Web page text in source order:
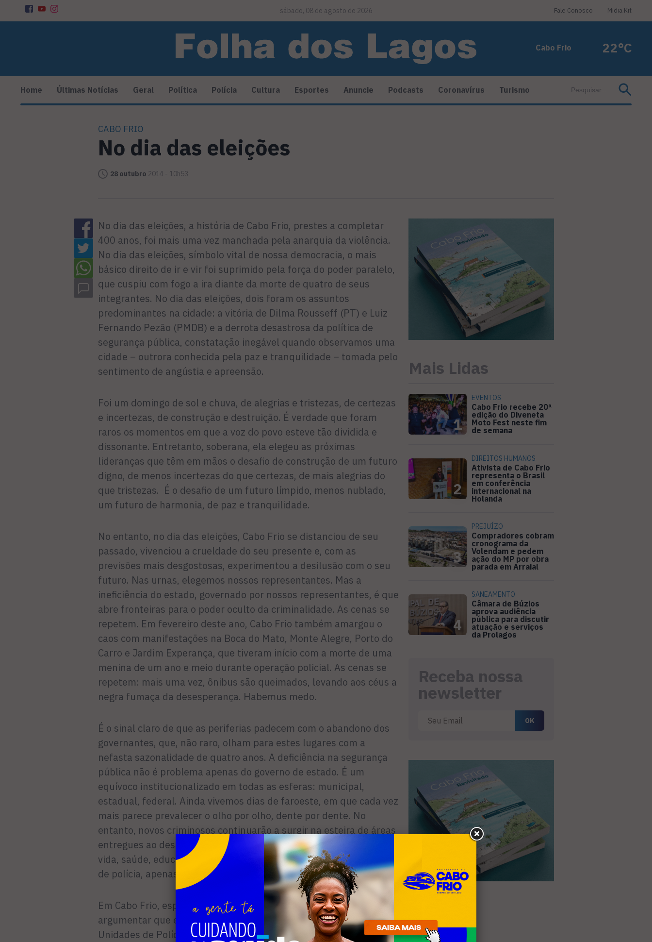
sábado, 08 de agosto de 2026 Fale Conosco Midia Kit
Cabo Frio 22°C
Home Últimas Notícias Geral Política Polícia Cultura Esportes Anuncie Podcasts Coronavírus Turismo
CABO FRIO
No dia das eleições
28 outubro 2014 - 10h53
No dia das eleições, a história de Cabo Frio, prestes a completar
400 anos, foi mais uma vez manchada pela anarquia da violência.
No dia das eleições, símbolo vital de nossa democracia, o mais
básico direito de ir e vir foi suprimido pela força do poder paralelo,
que cuspiu com fogo a ira diante da morte de quatro de seus
integrantes. No dia das eleições, dois foram os assuntos
predominantes na cidade: a vitória de Dilma Rousseff (PT) e Luiz
Fernando Pezão (PMDB) e a derrota desastrosa da política de
segurança pública, constatação inegável quando observamos uma
cidade – outrora conhecida pela paz e tranquilidade – tomada pelo
sentimento de angústia e apreensão.
Foi um domingo de sol e chuva, de alegrias e tristezas, de certezas
e incertezas, de construção e destruição. É verdade que foram
raros os momentos em que a voz do povo esteve tão dividida e
dissonante. Entretanto, soberana, ela elegeu as próximas
lideranças que têm em mãos o desafio de construção de um futuro
digno, de menos incertezas do que certezas, de mais alegrias do
que tristezas. É o desafio de um futuro límpido, menos nublado,
um futuro de harmonia, de paz e tranquilidade.
No entanto, no dia das eleições, Cabo Frio se distanciou de seu
passado, vivenciou a crueldade do seu presente e, com as
previsões mais desgostosas, experimentou a desilusão com o seu
futuro. Nas urnas, elegemos nossos representantes. Mas a
ineficiência do estado, governado por nossos representantes, é que
abre fronteiras para o poder oculto da criminalidade. As cenas se
repetem. Em fevereiro deste ano, Cabo Frio também amargou o
caos com manifestações na Boca do Mato, Monte Alegre, Porto do
Carro e Jardim Experança, que tiveram início com a morte de uma
menina de um ano e meio durante operação policial. As cenas se
repetem: mais uma vez, ônibus são queimados, levando aos céus a
negra fumaça da desesperança. Habemus medo.
É o sinal claro de que as periferias padecem com o abandono dos
governantes, que, não raro, olham para estes lugares com a
nefasta sazonalidade de quatro anos. A deficiência na segurança
pública não é problema apenas do governo de estado. É um
equívoco institucionalizado em todas as esferas: municipal,
estadual, federal. Ainda vivemos dias de faroeste, em que cada vez
mais parece prevalecer o olho por olho, dente por dente. No
entanto, novos criminosos continuarão a surgir na esteira de áreas
entregues ao descaso, com investimentos pífios em qualidade de
vida, saúde, educação, cultura. Segurança pública não é questão
de polícia, apenas. É questão social, sobretudo.
Em Cabo Frio, especificamente, justificativa simplória seria
argumentar que este é o resultado da migração de criminosos de
Unidades de Polícia Pacificadora (UPPs). Trata-se de um engodo,
Mais Lidas
1
EVENTOS
Cabo Frio recebe 20ª
edição do Diveneta
Moto Fest neste fim
de semana
2
DIREITOS HUMANOS
Ativista de Cabo Frio
representa o Brasil
em conferência
internacional na
Holanda
3
PREJUÍZO
Compradores cobram
cronograma da
Volendam e pedem
ação do MP por obra
parada em Arraial
4
SANEAMENTO
Câmara de Búzios
aprova audiência
pública para discutir
atuação e serviços
da Prolagos
Receba nossa
newsletter